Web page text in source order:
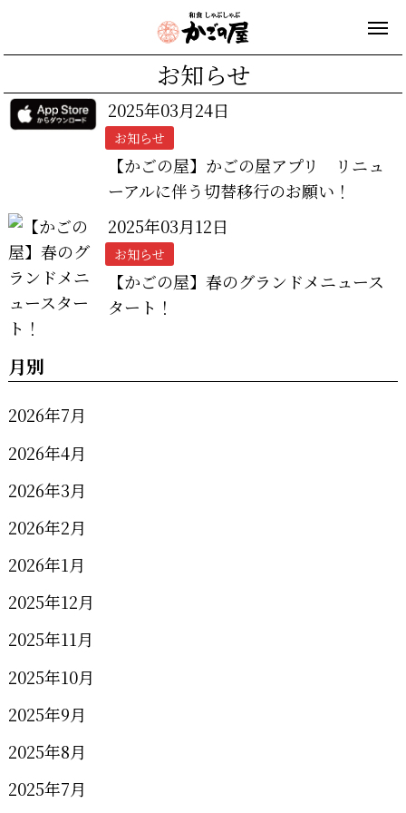
お知らせ
2025年03月24日
お知らせ
【かごの屋】かごの屋アプリ リニュ
ーアルに伴う切替移行のお願い！
2025年03月12日
お知らせ
【かごの屋】春のグランドメニュース
タート！
月別
2026年7月
2026年4月
2026年3月
2026年2月
2026年1月
2025年12月
2025年11月
2025年10月
2025年9月
2025年8月
2025年7月